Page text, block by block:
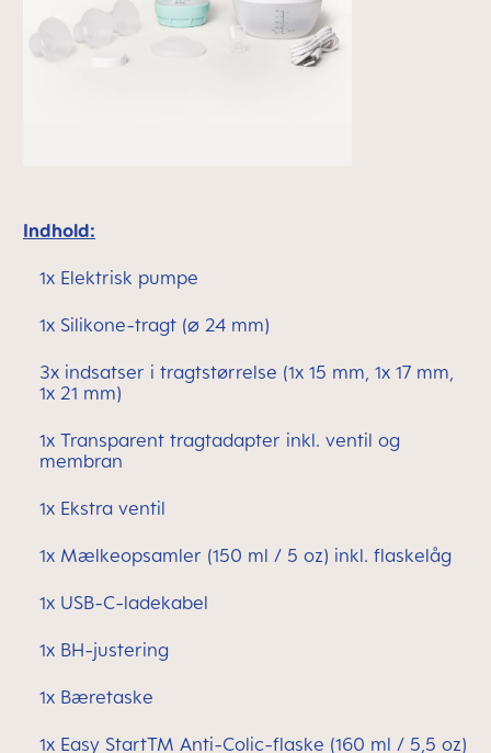
Indhold:
1x Elektrisk pumpe
1x Silikone-tragt (⌀ 24 mm)
3x indsatser i tragtstørrelse (1x 15 mm, 1x 17 mm,
1x 21 mm)
1x Transparent tragtadapter inkl. ventil og
membran
1x Ekstra ventil
1x Mælkeopsamler (150 ml / 5 oz) inkl. flaskelåg
1x USB-C-ladekabel
1x BH-justering
1x Bæretaske
1x Easy StartTM Anti-Colic-flaske (160 ml / 5,5 oz)